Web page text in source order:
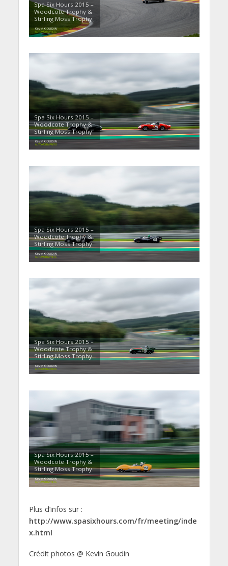
Spa Six Hours 2015 –
Woodcote Trophy &
Stirling Moss Trophy
Spa Six Hours 2015 –
Woodcote Trophy &
Stirling Moss Trophy
Spa Six Hours 2015 –
Woodcote Trophy &
Stirling Moss Trophy
Spa Six Hours 2015 –
Woodcote Trophy &
Stirling Moss Trophy
Spa Six Hours 2015 –
Woodcote Trophy &
Stirling Moss Trophy
Plus d’infos sur :
http://www.spasixhours.com/fr/meeting/inde
x.html
Crédit photos @ Kevin Goudin